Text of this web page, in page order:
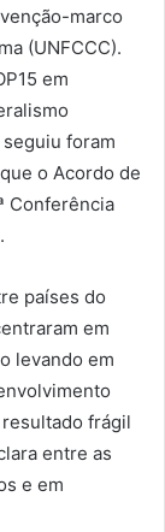
marco
(UNFCCC).
em
foram
o Acordo de
Conferência
países do
em
levando em
frágil
entre as
e em